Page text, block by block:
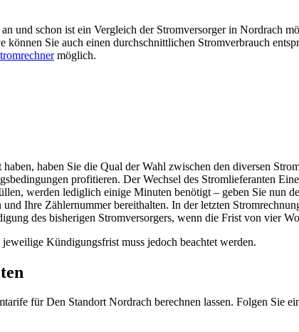
und schon ist ein Vergleich der Stromversorger in Nordrach
Sie auch einen durchschnittlichen Stromverbrauch
möglich.
haben Sie die Qual der Wahl zwischen den diversen
profitieren. Der Wechsel des Stromlieferanten
werden lediglich einige Minuten benötigt – geben Sie nun
Ihre Zählernummer bereithalten. In der letzten
des bisherigen Stromversorgers, wenn die Frist von vier
Kündigungsfrist muss jedoch beachtet werden.
für Den Standort Nordrach berechnen lassen. Folgen Sie